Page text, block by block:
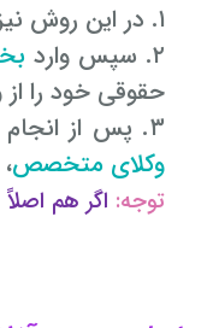
۱. در این روش نیز کافیست که در یکی از صفحات وبسایت وکیل تلفنی باشید.
۲. سپس وارد
حقوقی خود را
۳. پس از انجام مرحله دوم، صفحه ای باز می شود که شما می توانید ضمن پرسش سوال حقوقی از
وکلای متخصص
توجه: اگر هم